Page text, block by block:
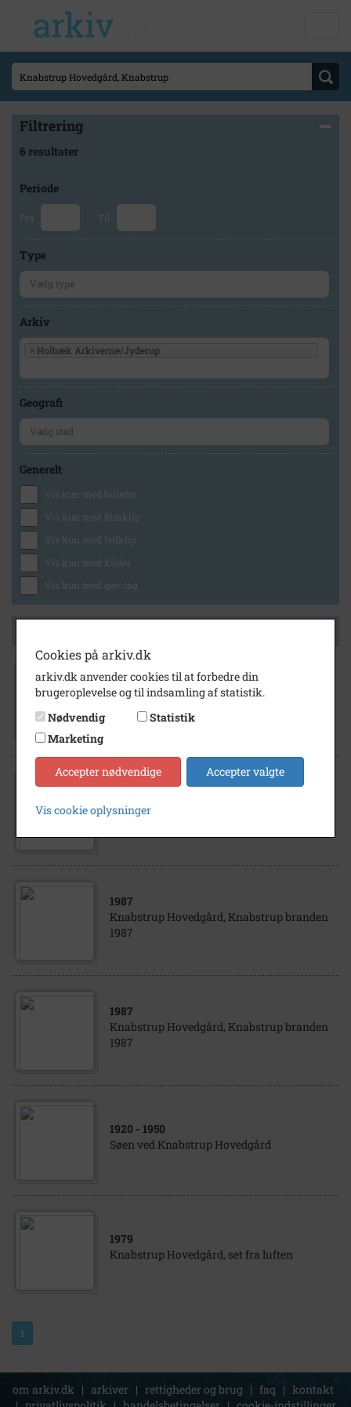
Filtrering
6 resultater
Periode
Fra Til
Type
Arkiv
× Holbæk Arkiverne/Jyderup
Geografi
Generelt
Vis kun med billeder
Vis kun med filmklip
Vis kun med lydklip
Vis kun med kilder
Vis kun med geo-tag
1995- 2008
1987
Knabstrup Hovedgård, Knabstrup branden
1987
Knabstrup Hovedgård, Knabstrup branden
1987
1987
Knabstrup Hovedgård, Knabstrup branden
1987
1920 - 1950
Søen ved Knabstrup Hovedgård
1979
Knabstrup Hovedgård, set fra luften
1
om arkiv.dk | arkiver | rettigheder og brug | faq | kontakt
Cookies på arkiv.dk
arkiv.dk anvender cookies til at forbedre din
brugeroplevelse og til indsamling af statistik.
Nødvendig
Statistik
Marketing
Accepter nødvendige Accepter valgte
Vis cookie oplysninger